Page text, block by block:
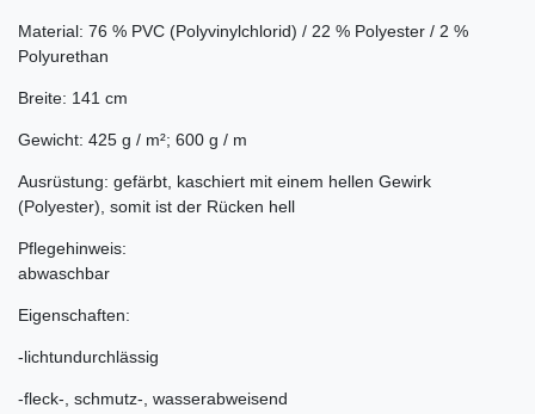
Material: 76 % PVC (Polyvinylchlorid) / 22 % Polyester / 2 %
Polyurethan
Breite: 141 cm
Gewicht: 425 g / m²; 600 g / m
Ausrüstung: gefärbt, kaschiert mit einem hellen Gewirk
(Polyester), somit ist der Rücken hell
Pflegehinweis:
abwaschbar
Eigenschaften:
-lichtundurchlässig
-fleck-, schmutz-, wasserabweisend